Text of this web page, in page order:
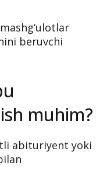
beruvchi
muhim?
abituriyent yoki